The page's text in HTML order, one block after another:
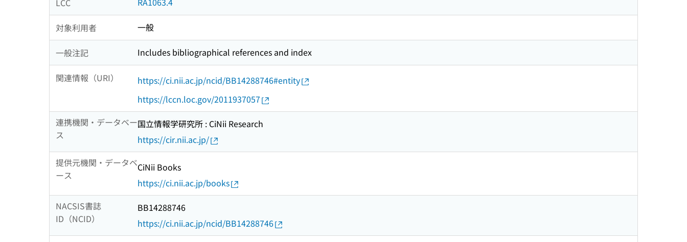
対象利用者 一般
一般注記 Includes bibliographical references and index
関連情報（URI）
https://ci.nii.ac.jp/ncid/BB14288746#entity
https://lccn.loc.gov/2011937057
連携機関・データベー
ス
国立情報学研究所 : CiNii Research
https://cir.nii.ac.jp/
提供元機関・データベ
ース
CiNii Books
https://ci.nii.ac.jp/books
NACSIS書誌
ID（NCID）
BB14288746
https://ci.nii.ac.jp/ncid/BB14288746